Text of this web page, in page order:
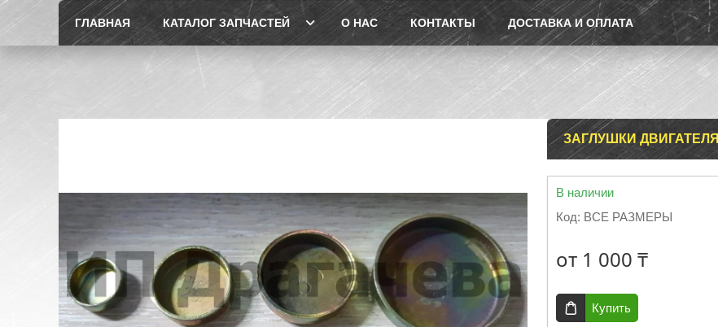
ГЛАВНАЯ КАТАЛОГ ЗАПЧАСТЕЙ О НАС КОНТАКТЫ ДОСТАВКА И ОПЛАТА
ЗАГЛУШКИ ДВИГАТЕЛЯ
В наличии
Код: ВСЕ РАЗМЕРЫ
от 1 000 ₸
Купить